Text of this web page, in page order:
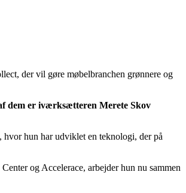
der vil gøre møbelbranchen grønnere og
dem er iværksætteren Merete Skov
hun har udviklet en teknologi, der på
og Accelerace, arbejder hun nu sammen